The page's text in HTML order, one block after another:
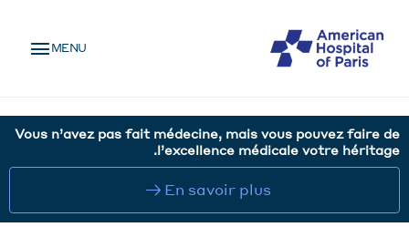
main
MENU
MOBILE
MENU
Vous n’avez pas fait médecine, mais vous pouvez faire de
l’excellence médicale votre héritage.
En savoir plus